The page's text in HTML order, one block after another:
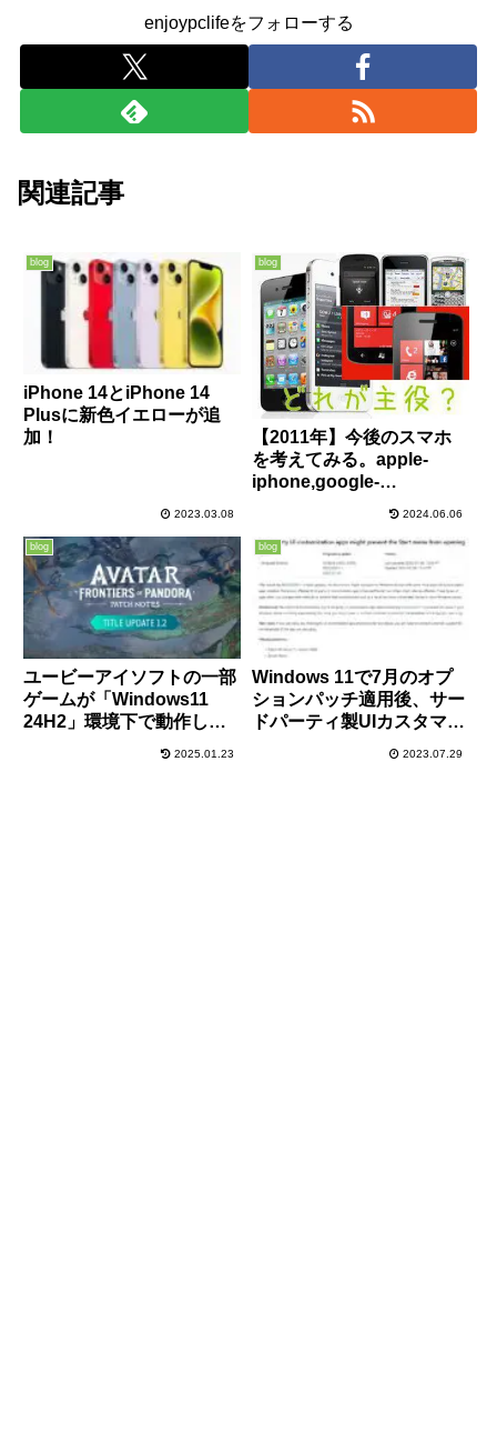
enjoypclifeをフォローする
関連記事
blog
iPhone 14とiPhone 14
Plusに新色イエローが追
加！
2023.03.08
blog
【2011年】今後のスマホ
を考えてみる。apple-
iphone,google-
2024.06.06
blog
ユービーアイソフトの一部
ゲームが「Windows11
24H2」環境下で動作しな
2025.01.23
blog
Windows 11で7月のオプ
ションパッチ適用後、サー
ドパーティ製UIカスタマイ
2023.07.29